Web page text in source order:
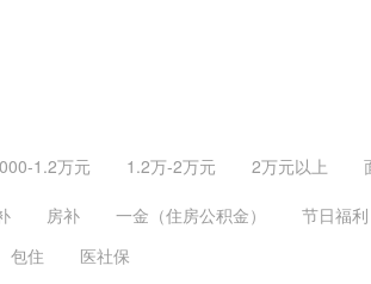
1.2万元 1.2万-2万元 2万元以上
房补 一金（住房公积金） 节日福利
包住 医社保